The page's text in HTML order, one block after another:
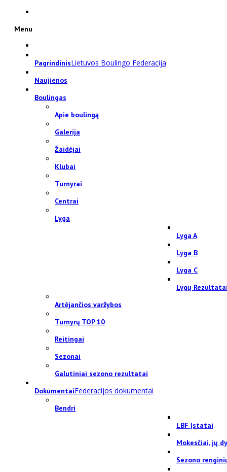
Menu
PagrindinisLietuvos Boulingo Federacija
Naujienos
Boulingas
Apie boulingą
Galerija
Žaidėjai
Klubai
Turnyrai
Centrai
Lyga
Lyga A
Lyga B
Lyga C
Lygų
Artėjančios varžybos
Turnyrų TOP 10
Reitingai
Sezonai
Galutiniai sezono rezultatai
DokumentaiFederacijos dokumentai
Bendri
LBF įstatai
Mokesčiai, jų
Sezono